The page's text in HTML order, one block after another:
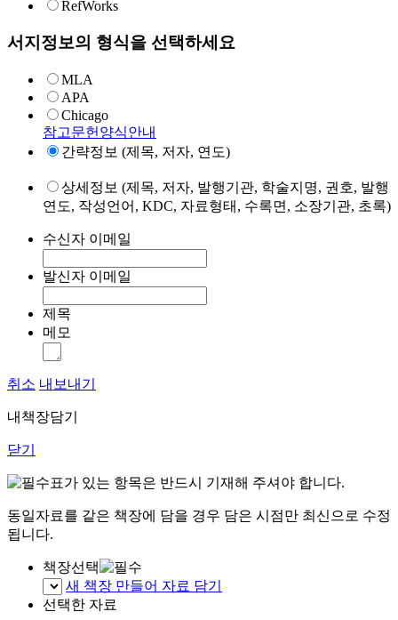
RefWorks
서지정보의 형식을 선택하세요
MLA
APA
Chicago
참고문헌양식안내
간략정보 (제목, 저자, 연도)
상세정보 (제목, 저자, 발행기관, 학술지명, 권호, 발행
연도, 작성언어, KDC, 자료형태, 수록면, 소장기관, 초록)
수신자 이메일
발신자 이메일
제목
메모
취소 내보내기
내책장담기
닫기
표가 있는 항목은 반드시 기재해 주셔야 합니다.
동일자료를 같은 책장에 담을 경우 담은 시점만 최신으로 수정
됩니다.
책장선택
새 책장 만들어 자료 담기
선택한 자료